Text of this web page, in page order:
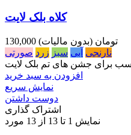
کلاه بلک لایت
130,000 تومان (بدون مالیات)
نارنجی آبی سبز زرد صورتی
افزودن به سبد خرید
نمایش سریع
دوست داشتن
اشتراک گذاری
نمایش 1 تا 13 از 13 مورد